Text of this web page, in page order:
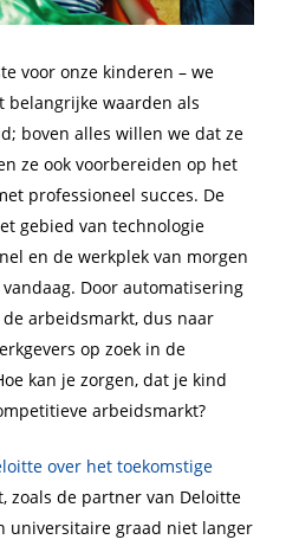
voor onze kinderen – we
belangrijke waarden als
boven alles willen we dat ze
ze ook voorbereiden op het
professioneel succes. De
gebied van technologie
en de werkplek van morgen
Door automatisering
arbeidsmarkt, dus naar
op zoek in de
kan je zorgen, dat je kind
arbeidsmarkt?
over het toekomstige
zoals de partner van Deloitte
universitaire graad niet langer